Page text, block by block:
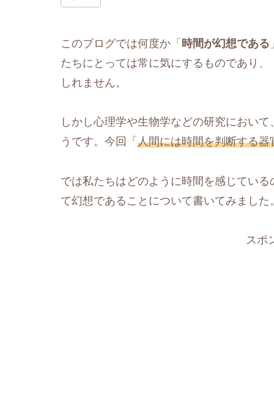
このブログでは何度か「 時間が幻想である
たちにとっては常に気にするものであり
しれません。
しかし心理学や生物学などの研究におい
うです。今回「 人間には時間を判断する器
では私たちはどのように時間を感じてい
て幻想であることについて書いてみました
スポ